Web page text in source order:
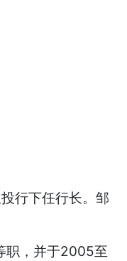
行下任行长。邹
职，并于2005至